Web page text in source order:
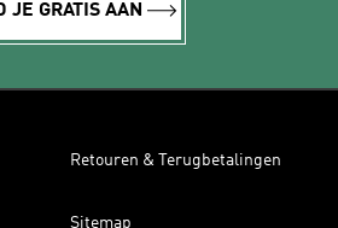
JE GRATIS AAN
Retouren & Terugbetalingen
Sitemap